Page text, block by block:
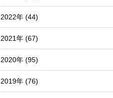
2022年 (44)
2021年 (67)
2020年 (95)
2019年 (76)